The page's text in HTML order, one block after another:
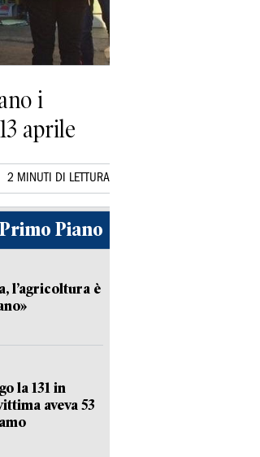
i
aprile
2 MINUTI DI LETTURA
Primo Piano
l’agricoltura è
la 131 in
aveva 53